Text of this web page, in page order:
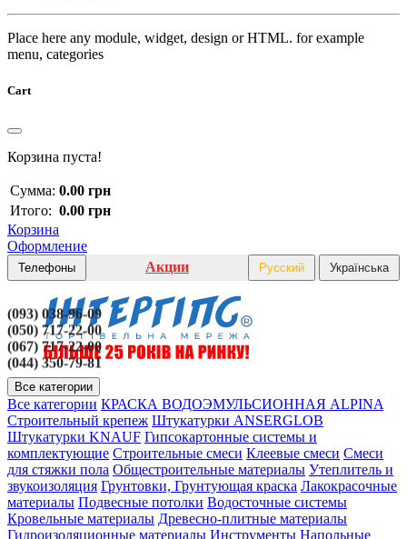
Place here any module, widget, design or HTML. for example
menu, categories
Cart
Корзина пуста!
Сумма: 0.00 грн
Итого: 0.00 грн
Корзина
Оформление
Телефоны
(093) 038-96-09
(050) 717-22-00
(067) 717-22-00
(044) 350-79-81
Акции Русский Українська
Все категории
Все категории КРАСКА ВОДОЭМУЛЬСИОННАЯ ALPINA
Строительный крепеж Штукатурки ANSERGLOB
Штукатурки KNAUF Гипсокартонные системы и
комплектующие Строительные смеси Клеевые смеси Смеси
для стяжки пола Общестроительные материалы Утеплитель и
звукоизоляция Грунтовки, Грунтующая краска Лакокрасочные
материалы Подвесные потолки Водосточные системы
Кровельные материалы Древесно-плитные материалы
Гидроизоляционные материалы Инструменты Напольные